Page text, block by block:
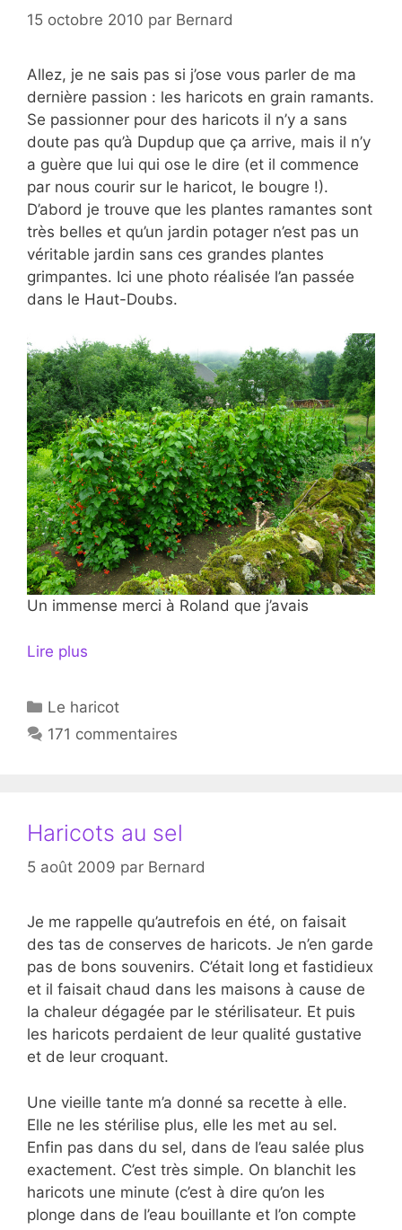
15 octobre 2010 par Bernard
Allez, je ne sais pas si j’ose vous parler de ma
dernière passion : les haricots en grain ramants.
Se passionner pour des haricots il n’y a sans
doute pas qu’à Dupdup que ça arrive, mais il n’y
a guère que lui qui ose le dire (et il commence
par nous courir sur le haricot, le bougre !).
D’abord je trouve que les plantes ramantes sont
très belles et qu’un jardin potager n’est pas un
véritable jardin sans ces grandes plantes
grimpantes. Ici une photo réalisée l’an passée
dans le Haut-Doubs.
Un immense merci à Roland que j’avais
Lire plus
Catégories
Le haricot
171 commentaires
Haricots au sel
5 août 2009 par Bernard
Je me rappelle qu’autrefois en été, on faisait
des tas de conserves de haricots. Je n’en garde
pas de bons souvenirs. C’était long et fastidieux
et il faisait chaud dans les maisons à cause de
la chaleur dégagée par le stérilisateur. Et puis
les haricots perdaient de leur qualité gustative
et de leur croquant.
Une vieille tante m’a donné sa recette à elle.
Elle ne les stérilise plus, elle les met au sel.
Enfin pas dans du sel, dans de l’eau salée plus
exactement. C’est très simple. On blanchit les
haricots une minute (c’est à dire qu’on les
plonge dans de l’eau bouillante et l’on compte